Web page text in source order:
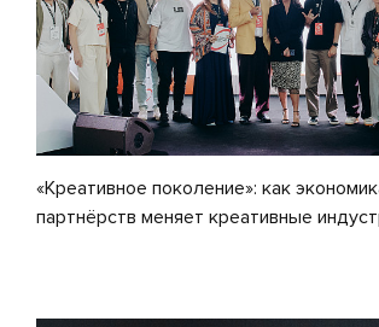
«Креативное поколение»: как
партнёрств меняет креативные